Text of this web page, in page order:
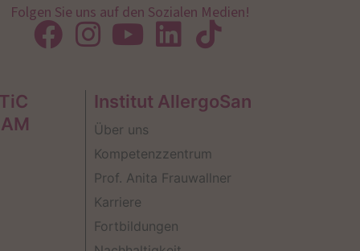
Folgen Sie uns auf den Sozialen Medien!
Institut AllergoSan
Über uns
Kompetenzzentrum
Prof. Anita Frauwallner
Karriere
Fortbildungen